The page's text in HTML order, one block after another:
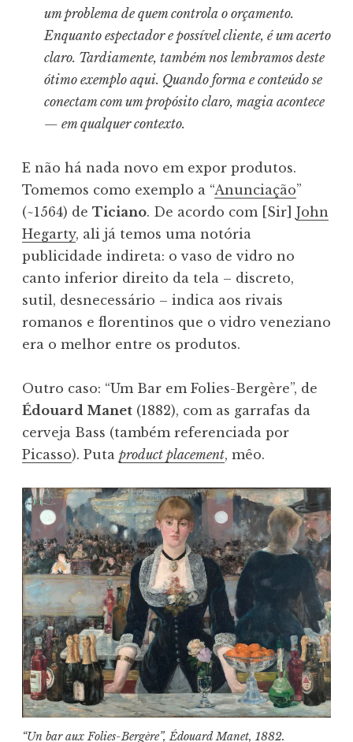
um problema de quem controla o orçamento.
Enquanto espectador e possível cliente, é um acerto
claro. Tardiamente, também nos lembramos deste
ótimo exemplo aqui. Quando forma e conteúdo se
conectam com um propósito claro, magia acontece
— em qualquer contexto.
E não há nada novo em expor produtos.
Tomemos como exemplo a “Anunciação”
(~1564) de Ticiano. De acordo com [Sir] John
Hegarty, ali já temos uma notória
publicidade indireta: o vaso de vidro no
canto inferior direito da tela – discreto,
sutil, desnecessário – indica aos rivais
romanos e florentinos que o vidro veneziano
era o melhor entre os produtos.
Outro caso: “Um Bar em Folies-Bergère”, de
Édouard Manet (1882), com as garrafas da
cerveja Bass (também referenciada por
Picasso). Puta product placement, mêo.
“Un bar aux Folies-Bergère”, Édouard Manet, 1882.